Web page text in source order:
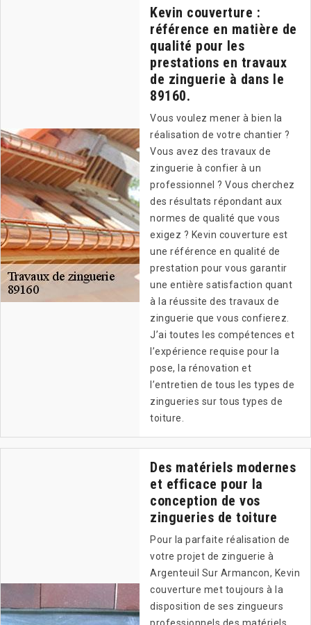
Kevin couverture :
référence en matière de
qualité pour les
prestations en travaux
de zinguerie à dans le
89160.
Vous voulez mener à bien la
réalisation de votre chantier ?
Vous avez des travaux de
zinguerie à confier à un
professionnel ? Vous cherchez
des résultats répondant aux
normes de qualité que vous
exigez ? Kevin couverture est
une référence en qualité de
prestation pour vous garantir
une entière satisfaction quant
à la réussite des travaux de
zinguerie que vous confierez.
J’ai toutes les compétences et
l’expérience requise pour la
pose, la rénovation et
l’entretien de tous les types de
zingueries sur tous types de
toiture.
Des matériels modernes
et efficace pour la
conception de vos
zingueries de toiture
Pour la parfaite réalisation de
votre projet de zinguerie à
Argenteuil Sur Armancon, Kevin
couverture met toujours à la
disposition de ses zingueurs